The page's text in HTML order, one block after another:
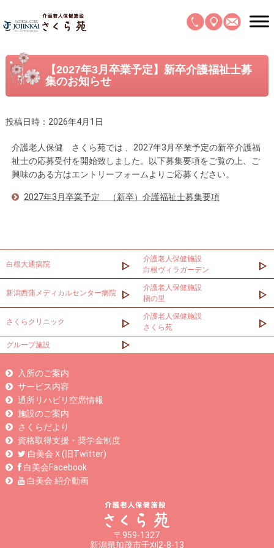
【2027年3月卒業予定】新卒介護福祉士募
集のお知らせ
投稿日時：2026年4月1日
介護老人保健 さくら苑では 、2027年3月卒業予定の新卒介護福
祉士の応募受付を開始致しました。以下募集要項をご覧の上、ご
興味のある方はエントリーフォームよりご応募ください。
2027年3月卒業予定 （新卒）介護福祉士募集要項
白根大通病院
介護老人保健施設
白根ヴィラガーデン
新潟西蒲メディカルセンター病院
介護老人保健施設
槇の里
さくらクリニック
介護老人保健施設
さくら苑
グループ施設
入所のご案内
サービス内容
通所リハビリ空席情報
施設のご案内
さくらだより
資格取得支援・奨学金制度
白美会Ｘ(旧Twitter)
白美会Facebook
白美会 紹介動画
〒959-1327
新潟県加茂市千刈2-8-13